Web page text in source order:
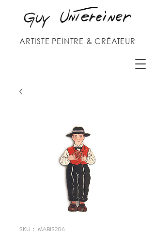
ARTISTE PEINTRE & CRÉATEUR
SKU： MABIS206